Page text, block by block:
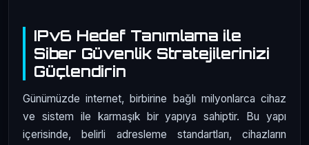
IPv6 Hedef Tanımlama ile
Siber Güvenlik Stratejilerinizi
Güçlendirin
Günümüzde internet, birbirine bağlı milyonlarca cihaz
ve sistem ile karmaşık bir yapıya sahiptir. Bu yapı
içerisinde, belirli adresleme standartları, cihazların